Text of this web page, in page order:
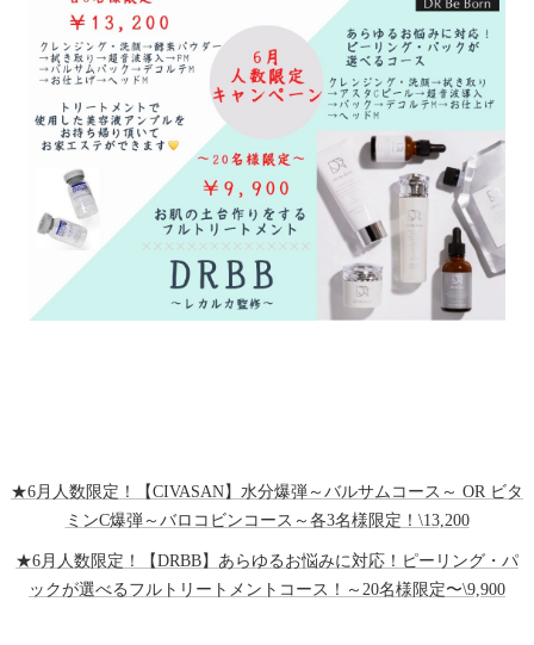
★6月人数限定！【CIVASAN】水分爆弾～バルサムコース～ OR ビタ
ミンC爆弾～バロコビンコース～各3名様限定！\13,200
★6月人数限定！【DRBB】あらゆるお悩みに対応！ピーリング・パ
ックが選べるフルトリートメントコース！～20名様限定〜\9,900